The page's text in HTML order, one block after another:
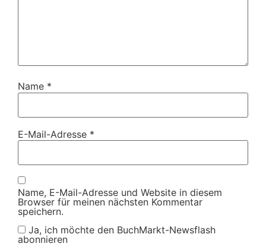
Name *
E-Mail-Adresse *
Name, E-Mail-Adresse und Website in diesem
Browser für meinen nächsten Kommentar
speichern.
Ja, ich möchte den BuchMarkt-Newsflash
abonnieren